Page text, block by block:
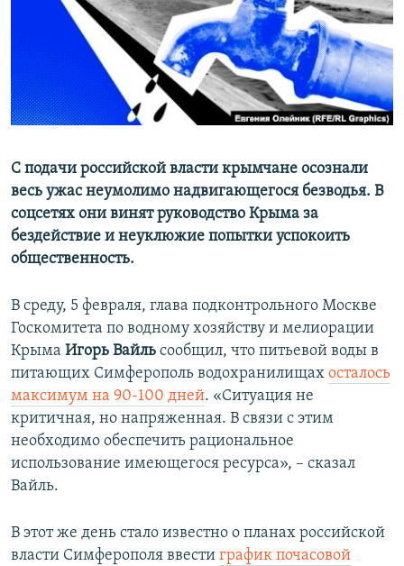
ПОБЕДИТЕЛЕЙ НЕ СУДЯТ?
КРЫМ.НЕПОКОРЕННЫЙ
ELIFBE
УКРАИНСКАЯ ПРОБЛЕМА КРЫМА
ПРИСОЕДИНЯЙТЕСЬ!
С подачи российской власти крымчане осознали
весь ужас неумолимо надвигающегося безводья. В
соцсетях они винят руководство Крыма за
бездействие и неуклюжие попытки успокоить
общественность.
В среду, 5 февраля, глава подконтрольного Москве
Госкомитета по водному хозяйству и мелиорации
Крыма Игорь Вайль сообщил, что питьевой воды в
питающих Симферополь водохранилищах осталось
максимум на 90-100 дней. «Ситуация не
критичная, но напряженная. В связи с этим
необходимо обеспечить рациональное
использование имеющегося ресурса», – сказал
Вайль.
В этот же день стало известно о планах российской
власти Симферополя ввести график почасовой